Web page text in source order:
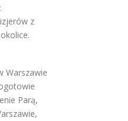
z
Warszawie
Parą,
,